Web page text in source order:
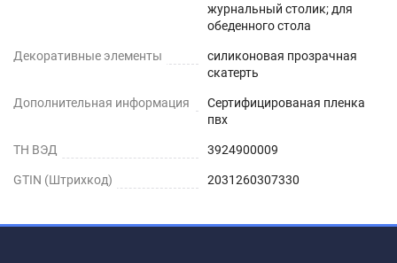
Шаг 2
максимум через 1-2 дня.
Шаг 3
Уложите пленку заворачивающимися краями
журнальный столик; для
обеденного стола
Декоративные элементы
силиконовая прозрачная
скатерть
Дополнительная информация
Сертифицированая пленка
пвх
ТН ВЭД 3924900009
GTIN (Штрихкод) 2031260307330